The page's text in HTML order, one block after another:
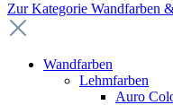
Zur Kategorie Wandfarben
Wandfarben
Lehmfarben
Auro